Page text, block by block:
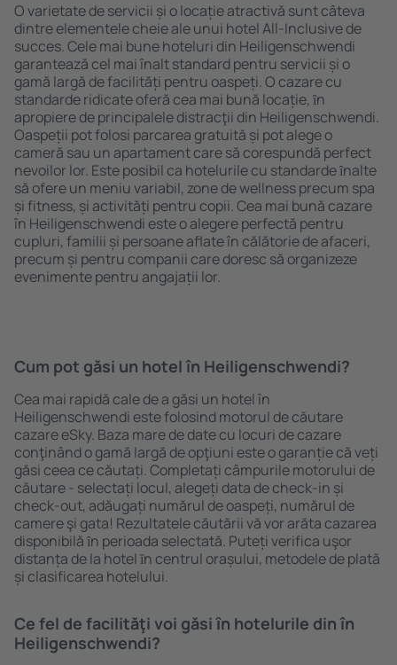
O varietate de servicii și o locație atractivă sunt câteva
dintre elementele cheie ale unui hotel All-Inclusive de
succes. Cele mai bune hoteluri din Heiligenschwendi
garantează cel mai înalt standard pentru servicii și o
gamă largă de facilități pentru oaspeți. O cazare cu
standarde ridicate oferă cea mai bună locație, ȋn
apropiere de principalele distracţii din Heiligenschwendi.
Oaspeții pot folosi parcarea gratuită și pot alege o
cameră sau un apartament care să corespundă perfect
nevoilor lor. Este posibil ca hotelurile cu standarde ȋnalte
să ofere un meniu variabil, zone de wellness precum spa
și fitness, și activități pentru copii. Cea mai bună cazare
în Heiligenschwendi este o alegere perfectă pentru
cupluri, familii și persoane aflate în călătorie de afaceri,
precum și pentru companii care doresc să organizeze
evenimente pentru angajații lor.
Cum pot găsi un hotel în Heiligenschwendi?
Cea mai rapidă cale de a găsi un hotel în
Heiligenschwendi este folosind motorul de căutare
cazare eSky. Baza mare de date cu locuri de cazare
conţinând o gamă largă de opţiuni este o garanție că veți
găsi ceea ce căutați. Completați câmpurile motorului de
căutare - selectați locul, alegeți data de check-in și
check-out, adăugați numărul de oaspeți, numărul de
camere şi gata! Rezultatele căutării vă vor arăta cazarea
disponibilă ȋn perioada selectată. Puteți verifica uşor
distanța de la hotel ȋn centrul orașului, metodele de plată
și clasificarea hotelului.
Ce fel de facilităţi voi găsi ȋn hotelurile din în
Heiligenschwendi?